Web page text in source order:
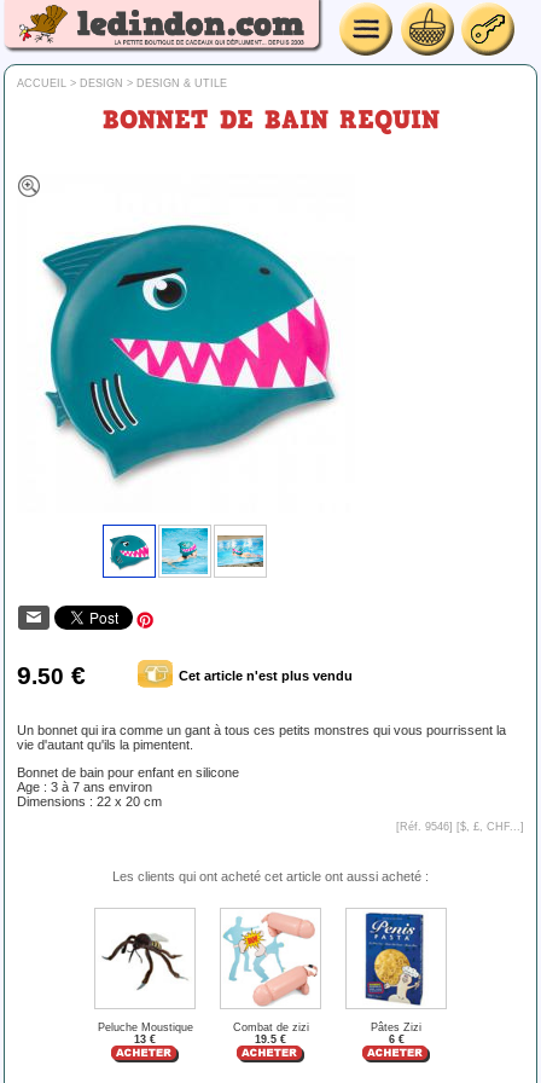
ACCUEIL > DESIGN > DESIGN & UTILE
BONNET DE BAIN REQUIN
9.50 € Cet article n'est plus vendu
Un bonnet qui ira comme un gant à tous ces petits monstres qui vous pourrissent la
vie d'autant qu'ils la pimentent.
Bonnet de bain pour enfant en silicone
Age : 3 à 7 ans environ
Dimensions : 22 x 20 cm
[Réf. 9546] [$, £, CHF...]
Les clients qui ont acheté cet article ont aussi acheté :
Peluche Moustique
13 €
Combat de zizi
19.5 €
Pâtes Zizi
6 €